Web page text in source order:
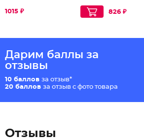
1015 ₽
826 ₽
Дарим баллы за
отзывы
10 баллов за отзыв*
20 баллов за отзыв с фото товара
Отзывы